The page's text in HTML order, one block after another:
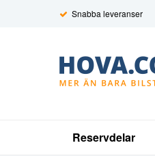
Snabba leveranser
Reservdelar